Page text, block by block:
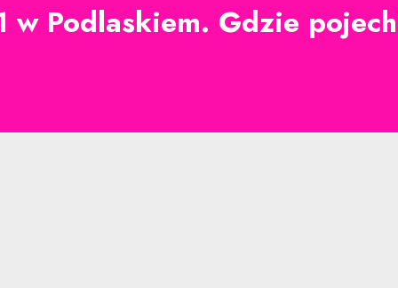
w Podlaskiem. Gdzie